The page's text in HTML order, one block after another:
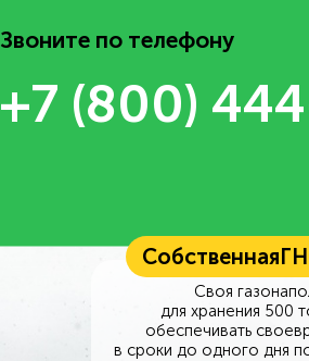
Звоните по телефону
+7 (800)
Собственная
Своя
для хранения 500
обеспечивать
в сроки до одного дня